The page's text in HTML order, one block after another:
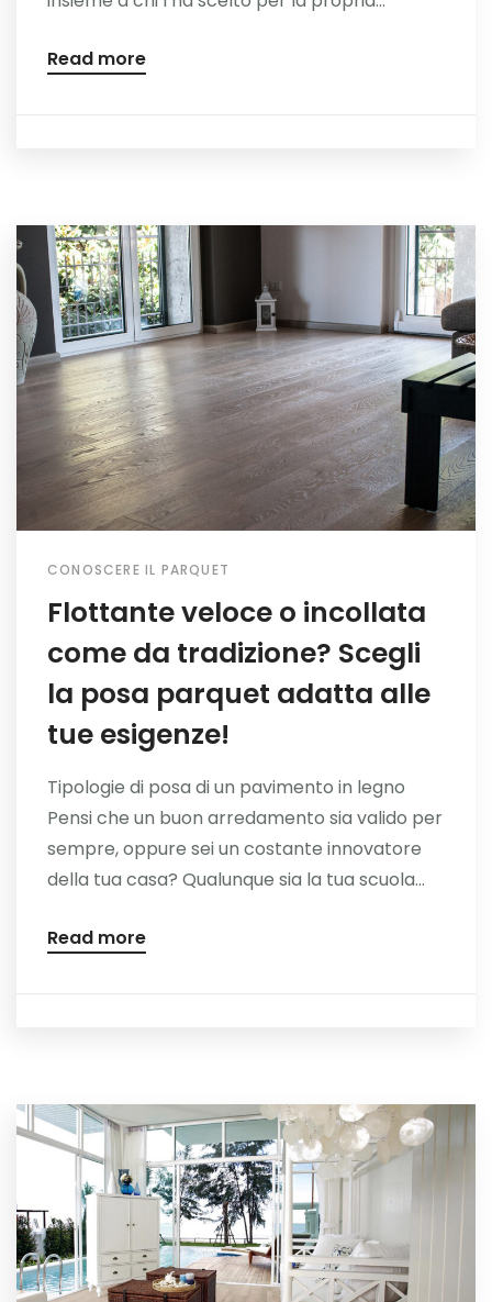
Read more
CONOSCERE IL PARQUET
Flottante veloce o incollata
come da tradizione? Scegli
la posa parquet adatta alle
tue esigenze!
Tipologie di posa di un pavimento in legno
Pensi che un buon arredamento sia valido per
sempre, oppure sei un costante innovatore
della tua casa? Qualunque sia la tua scuola...
Read more